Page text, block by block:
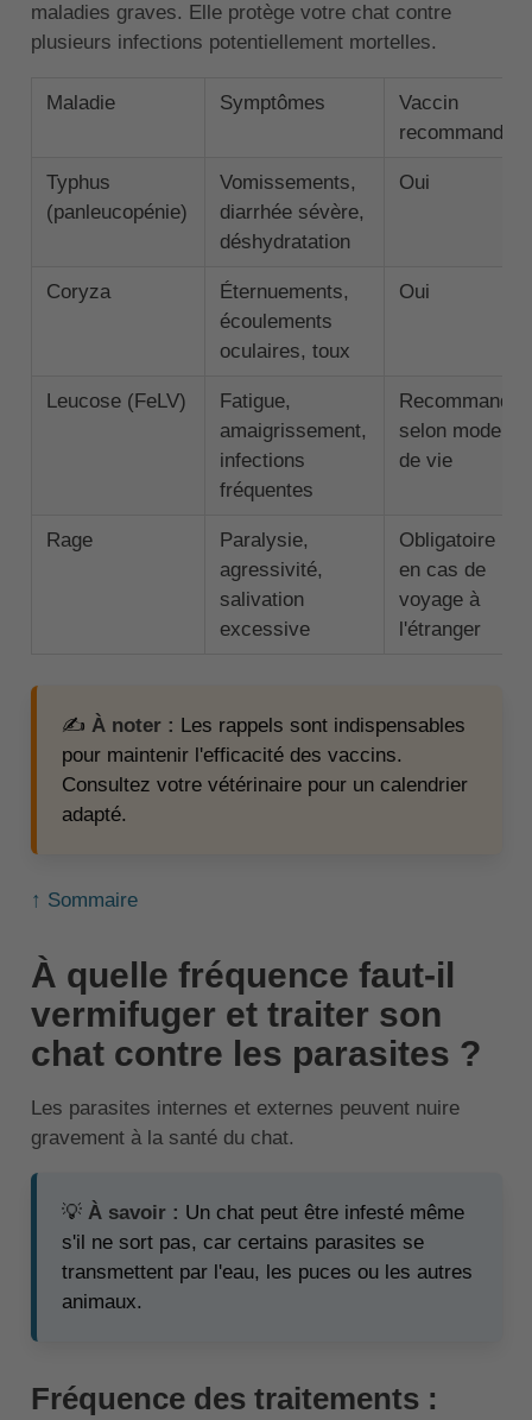
maladies graves. Elle protège votre chat contre
plusieurs infections potentiellement mortelles.
Maladie Symptômes
Vaccin
recommandé
Typhus
(panleucopénie)
Vomissements,
diarrhée sévère,
déshydratation
Oui
Coryza
Éternuements,
écoulements
oculaires, toux
Oui
Leucose (FeLV)
Fatigue,
amaigrissement,
infections
fréquentes
Recommandé
selon mode
de vie
Rage
Paralysie,
agressivité,
salivation
excessive
Obligatoire
en cas de
voyage à
l'étranger
✍️ À noter : Les rappels sont indispensables
pour maintenir l'efficacité des vaccins.
Consultez votre vétérinaire pour un calendrier
adapté.
↑ Sommaire
À quelle fréquence faut-il
vermifuger et traiter son
chat contre les parasites ?
Les parasites internes et externes peuvent nuire
gravement à la santé du chat.
💡 À savoir : Un chat peut être infesté même
s'il ne sort pas, car certains parasites se
transmettent par l'eau, les puces ou les autres
animaux.
Fréquence des traitements :